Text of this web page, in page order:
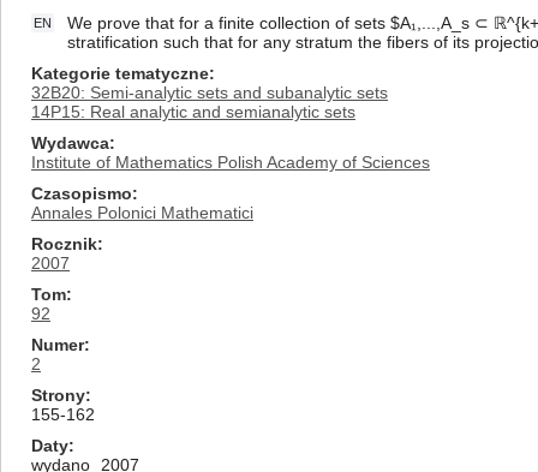
EN
We prove that for a finite collection of sets $A₁,...,A_s ⊂
stratification such that for any stratum the fibers of its
Kategorie tematyczne
32B20: Semi-analytic sets and subanalytic sets
14P15: Real analytic and semianalytic sets
Wydawca
Institute of Mathematics Polish Academy of Sciences
Czasopismo
Annales Polonici Mathematici
Rocznik
2007
Tom
92
Numer
2
Strony
155-162
Daty
wydano
2007